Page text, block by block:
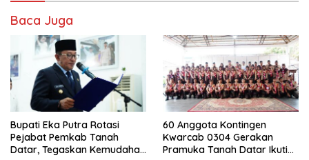
Baca Juga
Bupati Eka Putra Rotasi
Pejabat Pemkab Tanah
Datar, Tegaskan Kemudahan
60 Anggota Kontingen
Kwarcab 0304 Gerakan
Pramuka Tanah Datar Ikuti